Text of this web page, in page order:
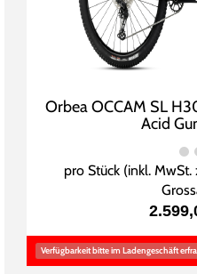
Orbea OCCAM SL
Acid
pro Stück (inkl. MwSt.
Verfügbarkeit bitte im Ladengeschäft